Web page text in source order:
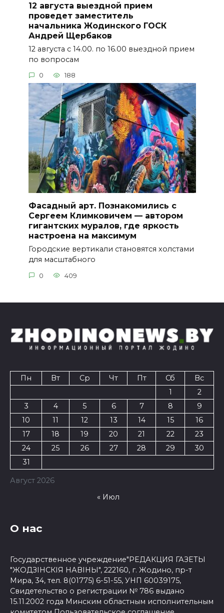
12 августа выездной прием
проведет заместитель
начальника Жодинского ГОСК
Андрей Щербаков
12 августа с 14.00. по 16.00 выездной прием
по вопросам
0 188
Фасадный арт. Познакомились с
Сергеем Климковичем — автором
гигантских муралов, где яркость
настроена на максимум
Городские вертикали становятся холстами
для масштабного
0 409
Август 2026
Пн Вт Ср Чт Пт Сб
Вс
1
2
3
4 5 6 7 8
9
10
11 12 13 14 15
16
17
18 19 20 21 22
23
24
25 26 27 28 29
30
31
« Июл
О нас
Государственное учреждение"РЕДАКЦИЯ ГАЗЕТЫ
"ЖОДЗІНСКІЯ НАВІНЫ", 222160, г. Жодино, пр-т
Мира, 34, тел. 8(01775) 6-51-55, УНП 60039175,
Свидетельство о регистрации № 786 выдано
15.11.2002 года Минским областным исполнительным